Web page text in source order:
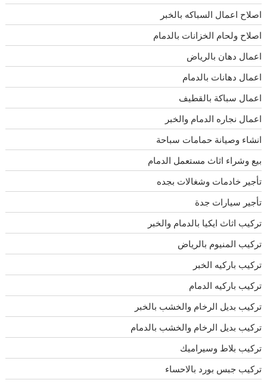
اصلاح اعمال السباكه بالخبر
اصلاح ولحام الخزانات بالدمام
اعمال دهان بالرياض
اعمال دهانات بالدمام
اعمال سباكة بالقطيف
اعمال نجاره الدمام والخبر
انشاء وصيانة حمامات سباحة
بيع وشراء اثاث مستعمل الدمام
تأجير خادمات وشغالات بجده
تأجير سيارات جدة
تركيب اثاث ايكيا بالدمام والخبر
تركيب المنيوم بالرياض
تركيب باركيه الخبر
تركيب باركيه الدمام
تركيب بديل الرخام والخشب بالخبر
تركيب بديل الرخام والخشب بالدمام
تركيب بلاط وسيراميك
تركيب جبس بورد بالاحساء